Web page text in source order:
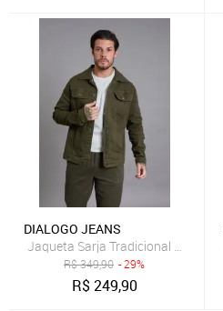
DIALOGO JEANS
R$349,90 - 29%
R$249,90